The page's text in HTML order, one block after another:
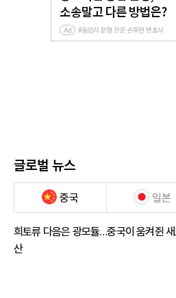
글로벌 뉴스
중국 일본
희토류 다음은 광모듈…중국이 움켜쥔
산